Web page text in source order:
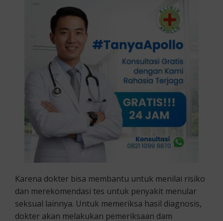
Karena dokter bisa membantu untuk menilai risiko
dan merekomendasi tes untuk penyakit menular
seksual lainnya. Untuk memeriksa hasil diagnosis,
dokter akan melakukan pemeriksaan dam